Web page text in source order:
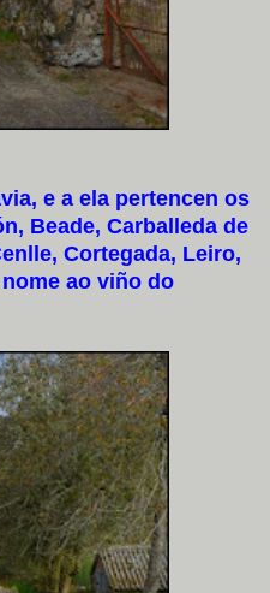
e a ela pertencen os
Beade, Carballeda de
Cortegada, Leiro,
ao viño do